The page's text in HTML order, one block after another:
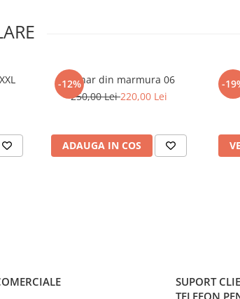
-12%
Felinar din marmura 06
250,00 Lei220,00 Lei
ADAUGA IN COS
-
SUPORT
TELEFON